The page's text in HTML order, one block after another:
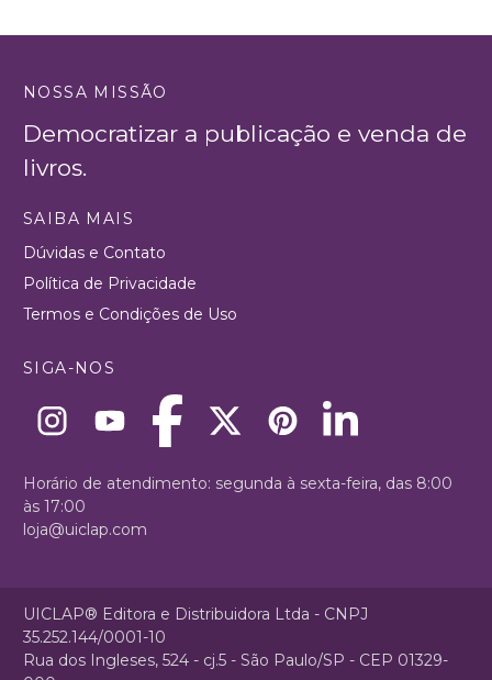
NOSSA MISSÃO
Democratizar a publicação e venda de
livros.
SAIBA MAIS
Dúvidas e Contato
Política de Privacidade
Termos e Condições de Uso
SIGA-NOS
Horário de atendimento: segunda à sexta-feira, das 8:00
às 17:00
loja@uiclap.com
UICLAP® Editora e Distribuidora Ltda - CNPJ
35.252.144/0001-10
Rua dos Ingleses, 524 - cj.5 - São Paulo/SP - CEP 01329-